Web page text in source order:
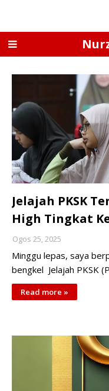
Jelajah PKSK
High Tingkat
Ogos 25, 2025
Minggu lepas, saya
bengkel Jelajah PKSK
Read more »